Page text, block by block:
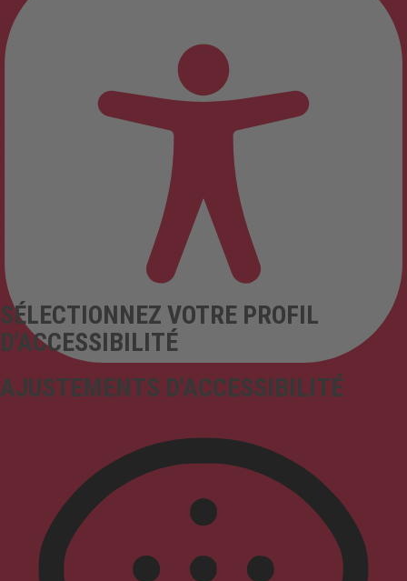
AJUSTEMENTS D'ACCESSIBILITÉ
SÉLECTIONNEZ VOTRE PROFIL
D'ACCESSIBILITÉ